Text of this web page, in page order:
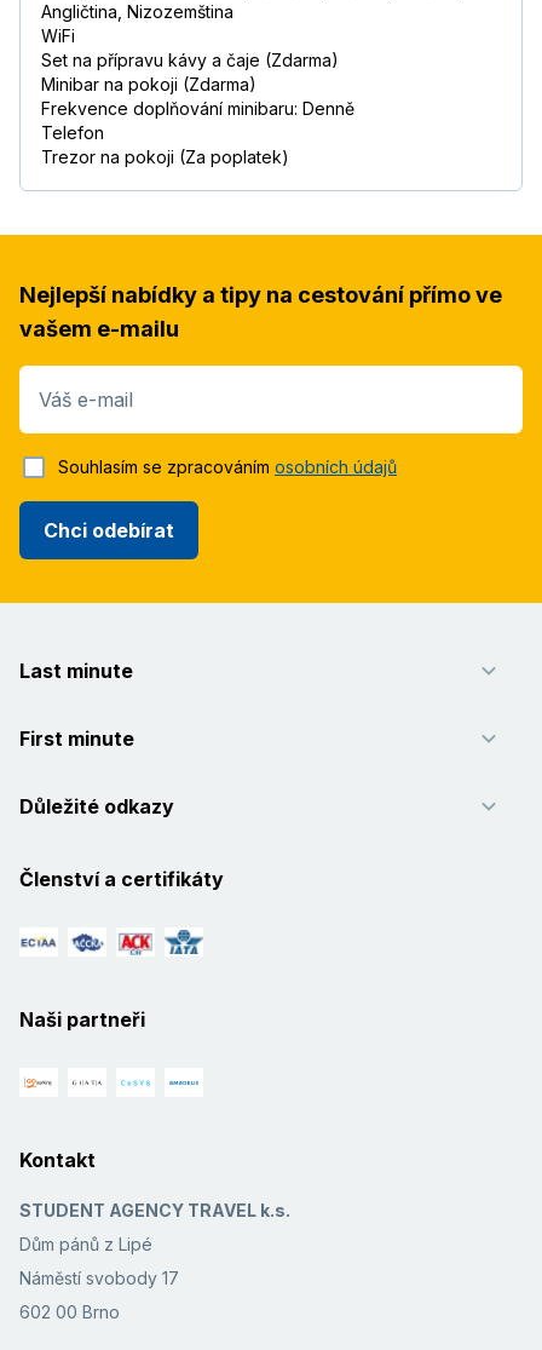
Angličtina, Nizozemština
WiFi
Set na přípravu kávy a čaje (Zdarma)
Minibar na pokoji (Zdarma)
Frekvence doplňování minibaru: Denně
Telefon
Trezor na pokoji (Za poplatek)
Nejlepší nabídky a tipy na cestování přímo ve
vašem e-mailu
Váš e-mail
Chci odebírat
Souhlasím se zpracováním osobních údajů
Last minute
First minute
Důležité odkazy
Členství a certifikáty
Naši partneři
Kontakt
STUDENT AGENCY TRAVEL k.s.
Dům pánů z Lipé
Náměstí svobody 17
602 00 Brno